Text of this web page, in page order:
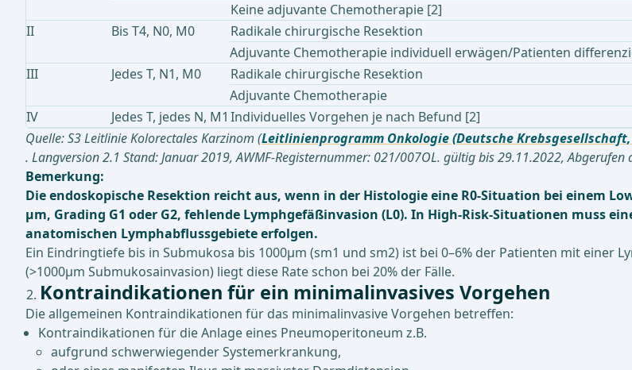
Keine adjuvante Chemotherapie [2]
II
Bis T4, N0, M0
Radikale chirurgische Resektion
Adjuvante Chemotherapie individuell erwägen/Patienten
III
Jedes T, N1, M0
Radikale chirurgische Resektion
Adjuvante Chemotherapie
IV
Jedes T, jedes N, M1 Individuelles Vorgehen je nach Befund [2]
Quelle: S3 Leitlinie Kolorectales Karzinom (Leitlinienprogramm Onkologie (Deutsche
. Langversion 2.1 Stand: Januar 2019, AWMF-Registernummer: 021/007OL. gültig bis 29.11.2022, Abgerufen
Bemerkung:
Die endoskopische Resektion reicht aus, wenn in der Histologie eine R0-Situation bei einem
μm, Grading G1 oder G2, fehlende Lymphgefäßinvasion (L0). In High-Risk-Situationen muss
anatomischen Lymphabflussgebiete erfolgen.
Ein Eindringtiefe bis in Submukosa bis 1000μm (sm1 und sm2) ist bei 0–6% der Patienten mit einer
(>1000μm Submukosainvasion) liegt diese Rate schon bei 20% der Fälle.
Kontraindikationen für ein minimalinvasives Vorgehen
Die allgemeinen Kontraindikationen für das minimalinvasive Vorgehen betreffen:
Kontraindikationen für die Anlage eines Pneumoperitoneum z.B.
aufgrund schwerwiegender Systemerkrankung,